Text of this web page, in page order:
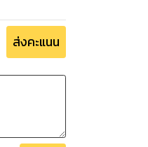
ส่งคะแนน